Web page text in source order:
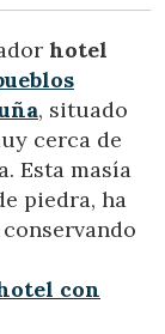
hotel
, situado
cerca de
Esta masía
piedra, ha
con